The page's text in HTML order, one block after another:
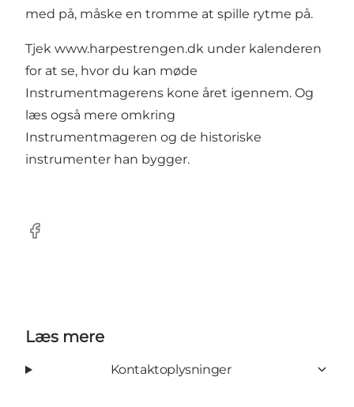
med på, måske en tromme at spille rytme på.
Tjek www.harpestrengen.dk under kalenderen
for at se, hvor du kan møde
Instrumentmagerens kone året igennem. Og
læs også mere omkring
Instrumentmageren og de historiske
instrumenter han bygger.
Facebook
Læs mere
Kontaktoplysninger